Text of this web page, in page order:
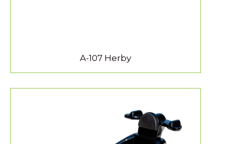
A-107 Herby